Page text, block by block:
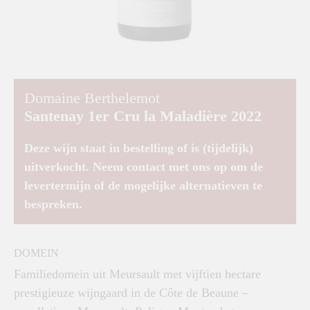
Domaine Berthelemot
Santenay 1er Cru la Maladière 2022
Deze wijn staat in bestelling of is (tijdelijk)
uitverkocht. Neem contact met ons op om de
levertermijn of de mogelijke alternatieven te
bespreken.
DOMEIN
Familiedomein uit Meursault met vijftien hectare
prestigieuze wijngaard in de Côte de Beaune –